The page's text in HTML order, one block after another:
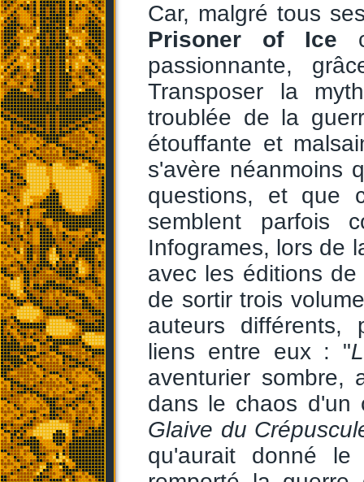
Car, malgré tous
Prisoner of Ice
passionnante,
Transposer la
troublée de la
étouffante et
s'avère néanmoins
questions, et que
semblent parfois
Infogrames, lors de
avec les éditions
de sortir trois
auteurs différents,
liens entre eux : "
aventurier sombre,
dans le chaos d'un
Glaive du
qu'aurait donné